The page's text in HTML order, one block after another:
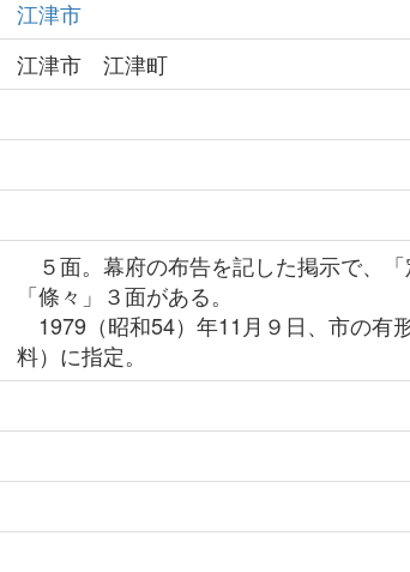
江津市
江津市 江津町
５面。幕府の布告を記した掲示で、「
「條々」３面がある。
1979（昭和54）年11月９日、市の有
料）に指定。